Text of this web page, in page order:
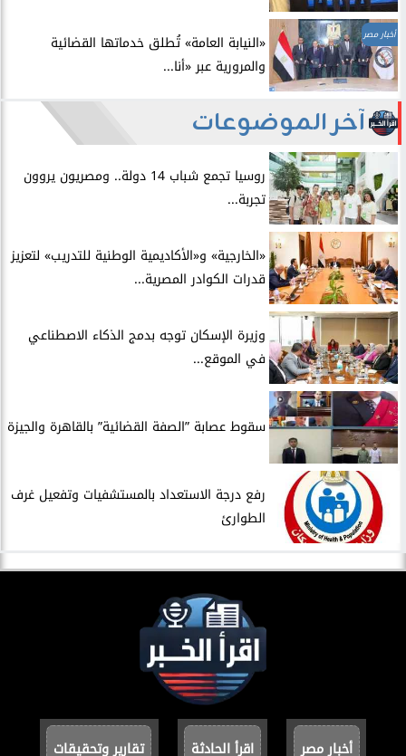
أخبار مصر
​«النيابة العامة» تُطلق خدماتها القضائية
والمرورية عبر «أنا...
آخر الموضوعات
روسيا تجمع شباب 14 دولة.. ومصريون يروون
تجربة...
​«الخارجية» و«الأكاديمية الوطنية للتدريب» لتعزيز
قدرات الكوادر المصرية...
​وزيرة الإسكان توجه بدمج الذكاء الاصطناعي
في الموقع...
سقوط عصابة ”الصفة القضائية” بالقاهرة والجيزة
​رفع درجة الاستعداد بالمستشفيات وتفعيل غرف
الطوارئ
أخبار مصر اقرأ الحادثة تقارير وتحقيقات